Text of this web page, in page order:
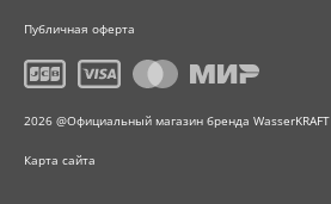
Публичная оферта
2026 @Официальный магазин бренда WasserKRAFT
Карта сайта